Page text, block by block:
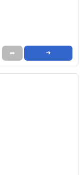
➦ ➜